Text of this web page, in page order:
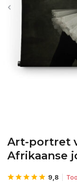
Art-portret
Afrikaanse
9,8